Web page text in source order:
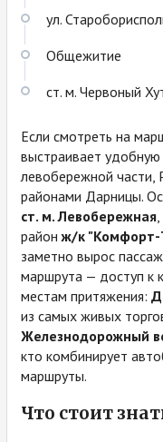
ул.
Общежитие
ст. м. Червоный
Если смотреть на
выстраивает
левобережной части,
районами Дарницы.
ст. м. Левобережная
районж/к "Комфорт-
заметно вырос
маршрута — доступ к
местам притяжения:
из самых живых
Железнодорожный
кто комбинирует
маршруты.
Что стоит